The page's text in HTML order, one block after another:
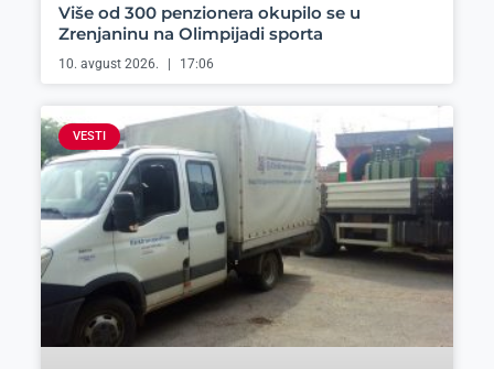
Više od 300 penzionera okupilo se u
Zrenjaninu na Olimpijadi sporta
10. avgust 2026. 17:06
VESTI